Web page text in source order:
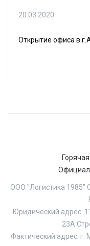
20.03.2020
Открытие офиса в
ООО "Логистика 1985"
Юридический адрес:
23А
Фактический адрес: г.